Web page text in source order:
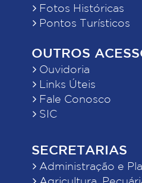
Fotos Históricas
Pontos Turísticos
OUTROS
Ouvidoria
Links Úteis
Fale Conosco
SIC
SECRETARIAS
Administração e